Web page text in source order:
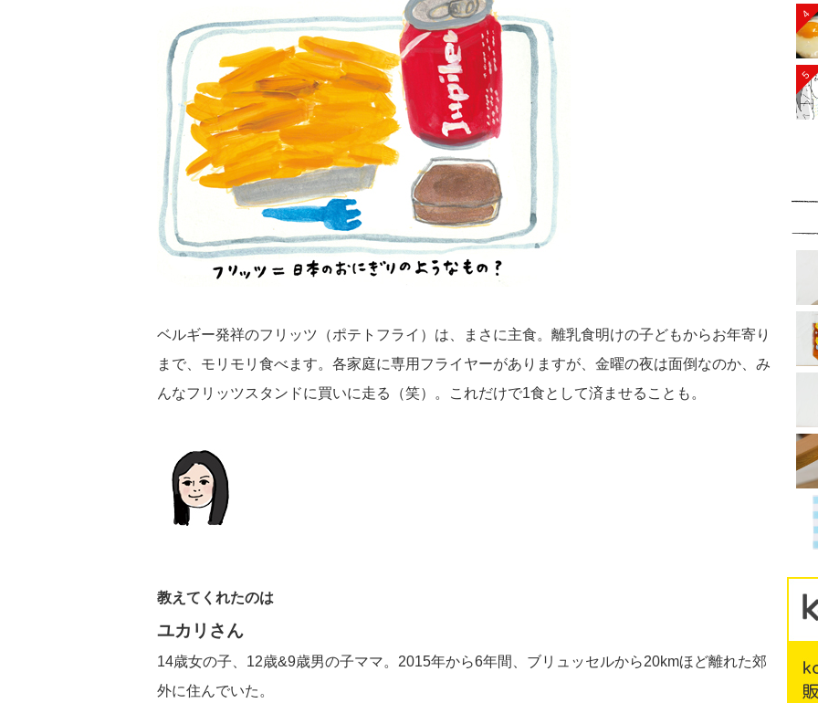
ベルギー発祥のフリッツ（ポテトフライ）は、まさに主食。離乳食明けの子どもからお年寄り
まで、モリモリ食べます。各家庭に専用フライヤーがありますが、金曜の夜は面倒なのか、み
んなフリッツスタンドに買いに走る（笑）。これだけで1食として済ませることも。
教えてくれたのは
ユカリさん
14歳女の子、12歳&9歳男の子ママ。2015年から6年間、ブリュッセルから20kmほど離れた郊
外に住んでいた。
4
5